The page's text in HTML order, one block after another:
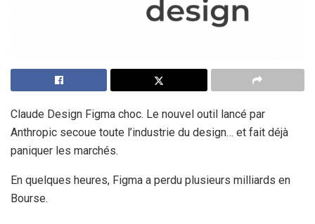
Claude Design Figma choc. Le nouvel outil lancé par
Anthropic secoue toute l’industrie du design… et fait déjà
paniquer les marchés.
En quelques heures, Figma a perdu plusieurs milliards en
Bourse.